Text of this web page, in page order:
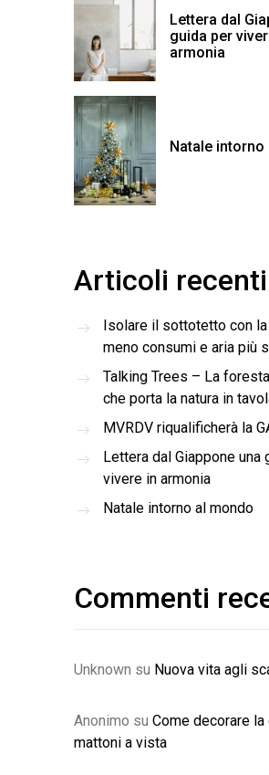
Lettera dal
guida per
armonia
Natale intorno
Articoli recenti
Isolare il sottotetto con
meno consumi e aria più
Talking Trees – La
che porta la natura in
MVRDV riqualificherà la
Lettera dal Giappone una
vivere in armonia
Natale intorno al mondo
Commenti
Unknown su Nuova vita agli
Anonimo su Come decorare la
mattoni a vista